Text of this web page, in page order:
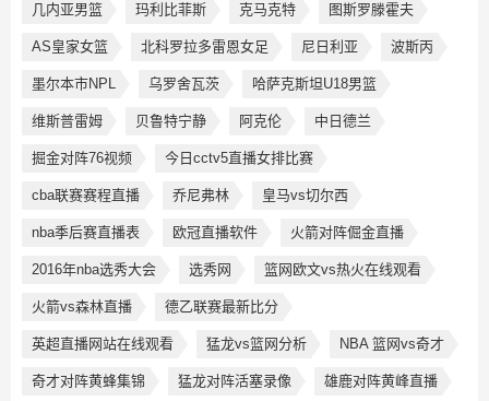
几内亚男篮 玛利比菲斯 克马克特 图斯罗滕霍夫
AS皇家女篮 北科罗拉多雷恩女足 尼日利亚 波斯丙
墨尔本市NPL 乌罗舍瓦茨 哈萨克斯坦U18男篮
维斯普雷姆 贝鲁特宁静 阿克伦 中日德兰
掘金对阵76视频 今日cctv5直播女排比赛
cba联赛赛程直播 乔尼弗林 皇马vs切尔西
nba季后赛直播表 欧冠直播软件 火箭对阵倔金直播
2016年nba选秀大会 选秀网 篮网欧文vs热火在线观看
火箭vs森林直播 德乙联赛最新比分
英超直播网站在线观看 猛龙vs篮网分析 NBA 篮网vs奇才
奇才对阵黄蜂集锦 猛龙对阵活塞录像 雄鹿对阵黄峰直播